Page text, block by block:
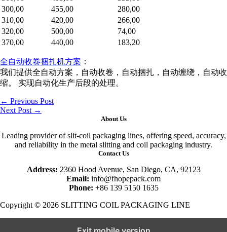
300,00
455,00
280,00
310,00
420,00
266,00
320,00
500,00
74,00
370,00
440,00 183,20
全自动收卷捆扎机方案 ：
我们提供全自动方案，自动收卷，自动捆扎，自动缠绕，自动收
缩。 实现自动化生产后段的处理。
← Previous Post
Next Post →
About Us
Leading provider of slit-coil packaging lines, offering speed, accuracy,
and reliability in the metal slitting and coil packaging industry.
Contact Us
Address: 2360 Hood Avenue, San Diego, CA, 92123
Email: info@fhopepack.com
Phone: +86 139 5150 1635
Copyright © 2026 SLITTING COIL PACKAGING LINE